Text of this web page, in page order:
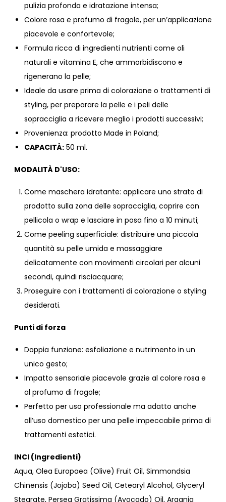
pulizia profonda e idratazione intensa;
Colore rosa e profumo di fragole, per un’applicazione
piacevole e confortevole;
Formula ricca di ingredienti nutrienti come oli
naturali e vitamina E, che ammorbidiscono e
rigenerano la pelle;
Ideale da usare prima di colorazione o trattamenti di
styling, per preparare la pelle e i peli delle
sopracciglia a ricevere meglio i prodotti successivi;
Provenienza: prodotto Made in Poland;
CAPACITÀ: 50 ml.
MODALITÀ D'USO:
Come maschera idratante: applicare uno strato di
prodotto sulla zona delle sopracciglia, coprire con
pellicola o wrap e lasciare in posa fino a 10 minuti;
Come peeling superficiale: distribuire una piccola
quantità su pelle umida e massaggiare
delicatamente con movimenti circolari per alcuni
secondi, quindi risciacquare;
Proseguire con i trattamenti di colorazione o styling
desiderati.
Punti di forza
Doppia funzione: esfoliazione e nutrimento in un
unico gesto;
Impatto sensoriale piacevole grazie al colore rosa e
al profumo di fragole;
Perfetto per uso professionale ma adatto anche
all’uso domestico per una pelle impeccabile prima di
trattamenti estetici.
INCI (Ingredienti)
Aqua, Olea Europaea (Olive) Fruit Oil, Simmondsia
Chinensis (Jojoba) Seed Oil, Cetearyl Alcohol, Glyceryl
Stearate, Persea Gratissima (Avocado) Oil, Argania